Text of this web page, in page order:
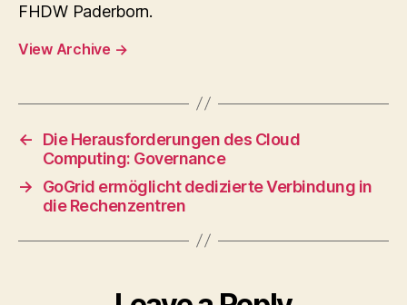
FHDW Paderborn.
View Archive →
←
Die Herausforderungen des Cloud
Computing: Governance
→
GoGrid ermöglicht dedizierte Verbindung in
die Rechenzentren